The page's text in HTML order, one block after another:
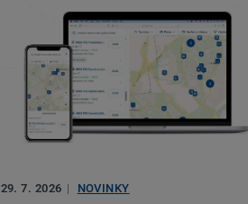
29. 7. 2026 | NOVINKY